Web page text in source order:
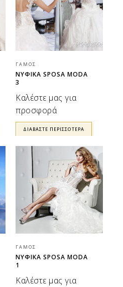
ΓΆΜΟΣ
ΝΥΦΙΚΑ SPOSA MODA
3
Καλέστε μας για
προσφορά
ΔΙΑΒΆΣΤΕ ΠΕΡΙΣΣΌΤΕΡΑ
ΓΆΜΟΣ
ΝΥΦΙΚΑ SPOSA MODA
1
Καλέστε μας για